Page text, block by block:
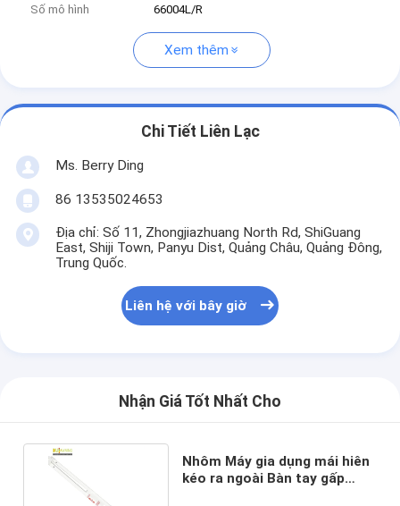
Số mô hình 66004L/R
Xem thêm
Chi Tiết Liên Lạc
Ms. Berry Ding
86 13535024653
Địa chỉ: Số 11, Zhongjiazhuang North Rd, ShiGuang
East, Shiji Town, Panyu Dist, Quảng Châu, Quảng Đông,
Trung Quốc.
Liên hệ với bây giờ
Nhận Giá Tốt Nhất Cho
Nhôm Máy gia dụng mái hiên
kéo ra ngoài Bàn tay gấp